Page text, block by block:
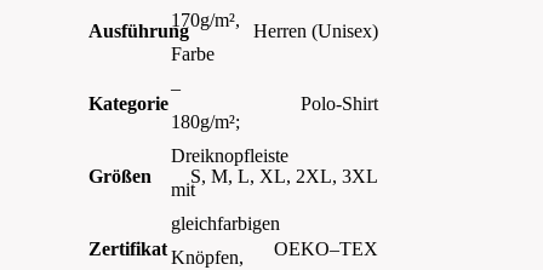
170g/m²,
Farbe
–
180g/m²;
Dreiknopfleiste
mit
gleichfarbigen
Knöpfen,
Ausführung Herren (Unisex)
Kategorie Polo-Shirt
Größen S, M, L, XL, 2XL, 3XL
Zertifikat OEKO–TEX